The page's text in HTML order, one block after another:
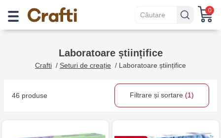
0
Laboratoare științifice
Crafti / Seturi de creație / Laboratoare științifice
46 produse Filtrare și sortare (1)